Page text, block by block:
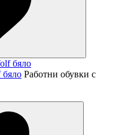
Работни обувки с